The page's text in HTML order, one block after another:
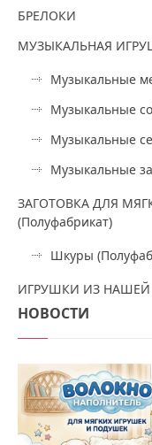
БРЕЛОКИ
МУЗЫКАЛЬНАЯ
Музыкальные
Музыкальные
Музыкальные
Музыкальные
ЗАГОТОВКА ДЛЯ
(Полуфабрикат)
Шкуры
ИГРУШКИ ИЗ
НОВОСТИ